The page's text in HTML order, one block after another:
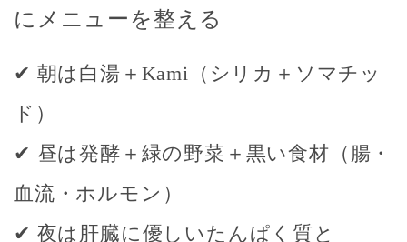
にメニューを整える
✔ 朝は白湯＋Kami（シリカ＋ソマチッ
ド）
✔ 昼は発酵＋緑の野菜＋黒い食材（腸・
血流・ホルモン）
✔ 夜は肝臓に優しいたんぱく質と